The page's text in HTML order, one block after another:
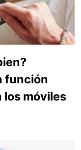
función
los móviles